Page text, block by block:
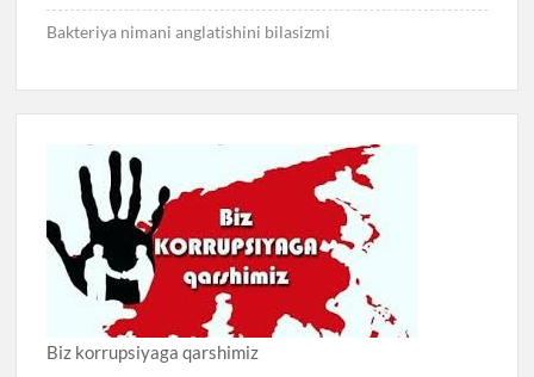
Bakteriya nimani anglatishini bilasizmi
Biz korrupsiyaga qarshimiz